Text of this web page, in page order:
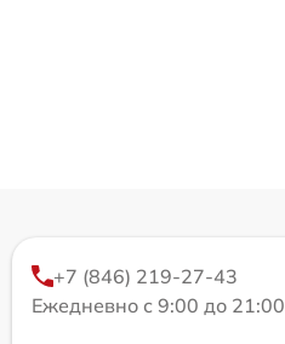
+7 (846) 219-27-43
Ежедневно с 9:00 до 21:00